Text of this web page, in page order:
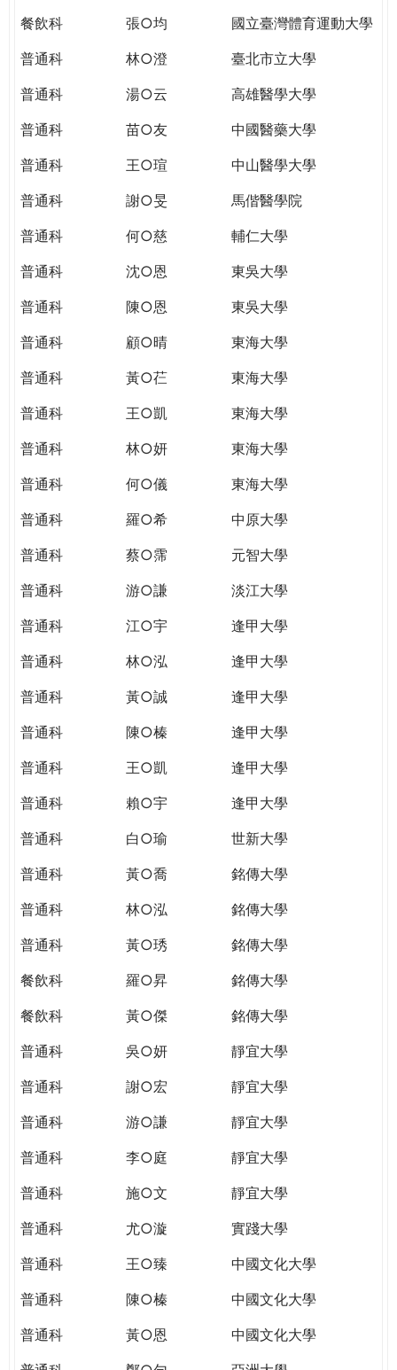
餐飲科
張○均
國立臺灣體育運動大學
普通科
林○澄
臺北市立大學
普通科
湯○云
高雄醫學大學
普通科
苗○友
中國醫藥大學
普通科
王○瑄
中山醫學大學
普通科
謝○旻
馬偕醫學院
普通科
何○慈
輔仁大學
普通科
沈○恩
東吳大學
普通科
陳○恩
東吳大學
普通科
顧○晴
東海大學
普通科
黃○芢
東海大學
普通科
王○凱
東海大學
普通科
林○妍
東海大學
普通科
何○儀
東海大學
普通科
羅○希
中原大學
普通科
蔡○霈
元智大學
普通科
游○謙
淡江大學
普通科
江○宇
逢甲大學
普通科
林○泓
逢甲大學
普通科
黃○誠
逢甲大學
普通科
陳○榛
逢甲大學
普通科
王○凱
逢甲大學
普通科
賴○宇
逢甲大學
普通科
白○瑜
世新大學
普通科
黃○喬
銘傳大學
普通科
林○泓
銘傳大學
普通科
黃○琇
銘傳大學
餐飲科
羅○昇
銘傳大學
餐飲科
黃○傑
銘傳大學
普通科
吳○妍
靜宜大學
普通科
謝○宏
靜宜大學
普通科
游○謙
靜宜大學
普通科
李○庭
靜宜大學
普通科
施○文
靜宜大學
普通科
尤○漩
實踐大學
普通科
王○臻
中國文化大學
普通科
陳○榛
中國文化大學
普通科
黃○恩
中國文化大學